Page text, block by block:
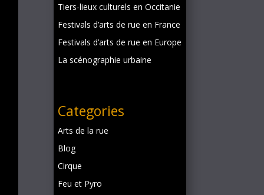
Tiers-lieux culturels en Occitanie
Festivals d’arts de rue en France
Festivals d’arts de rue en Europe
La scénographie urbaine
Categories
Arts de la rue
Blog
Cirque
Feu et Pyro